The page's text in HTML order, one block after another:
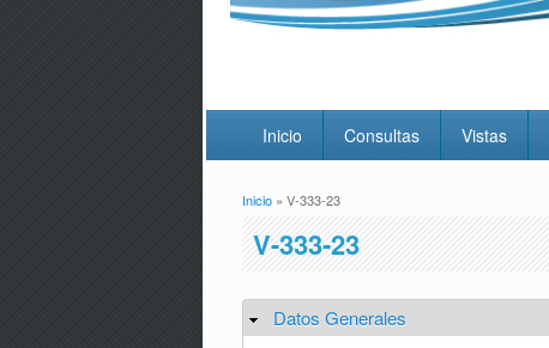
Inicio Consultas Vistas
Usted está aquí
Inicio » V-333-23
V-333-23
Ocultar
Datos Generales